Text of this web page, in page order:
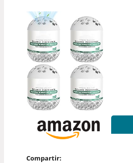
Compartir: